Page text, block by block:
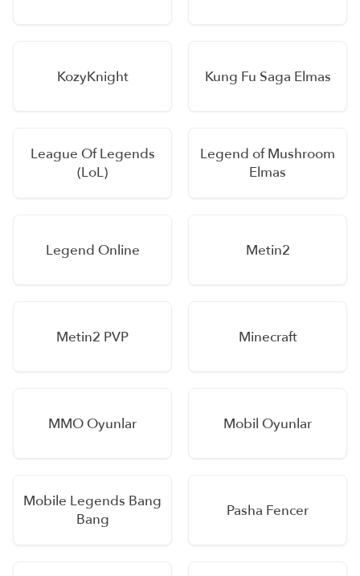
KozyKnight Kung Fu Saga Elmas
League Of Legends
(LoL)
Legend of Mushroom
Elmas
Legend Online Metin2
Metin2 PVP Minecraft
MMO Oyunlar Mobil Oyunlar
Mobile Legends Bang
Bang
Pasha Fencer